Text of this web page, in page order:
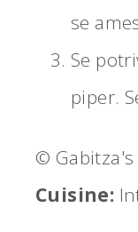
se
Se
piper.
©
Cuisine: